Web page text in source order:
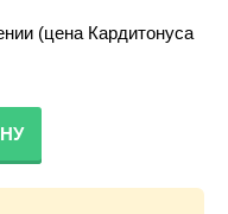
(цена Кардитонуса